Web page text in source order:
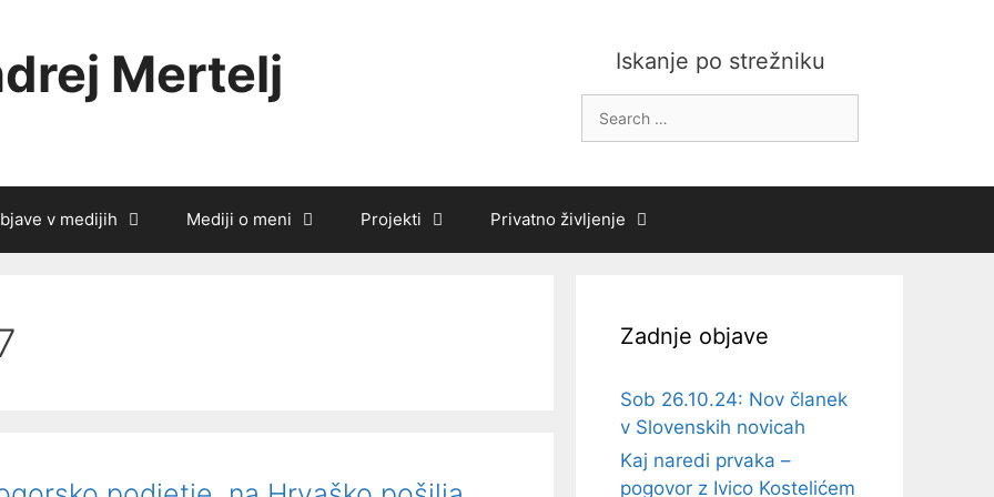
Iskanje po strežniku
for:
Mertelj
v medijih Mediji o meni Projekti Privatno življenje
Zadnje objave
Sob 26.10.24: Nov članek
v Slovenskih novicah
Kaj naredi prvaka –
pogovor z Ivico Kostelićem